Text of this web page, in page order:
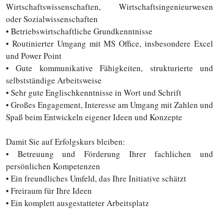
Wirtschaftswissenschaften, Wirtschaftsingenieurwesen
oder Sozialwissenschaften
• Betriebswirtschaftliche Grundkenntnisse
• Routinierter Umgang mit MS Office, insbesondere Excel
und Power Point
• Gute kommunikative Fähigkeiten, strukturierte und
selbstständige Arbeitsweise
• Sehr gute Englischkenntnisse in Wort und Schrift
• Großes Engagement, Interesse am Umgang mit Zahlen und
Spaß beim Entwickeln eigener Ideen und Konzepte
Damit Sie auf Erfolgskurs bleiben:
• Betreuung und Förderung Ihrer fachlichen und
persönlichen Kompetenzen
• Ein freundliches Umfeld, das Ihre Initiative schätzt
• Freiraum für Ihre Ideen
• Ein komplett ausgestatteter Arbeitsplatz